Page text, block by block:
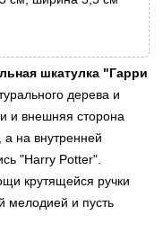
шкатулка "Гарри
дерева и
и внешняя сторона
на внутренней
"Harry Potter".
крутящейся ручки
мелодией и пусть